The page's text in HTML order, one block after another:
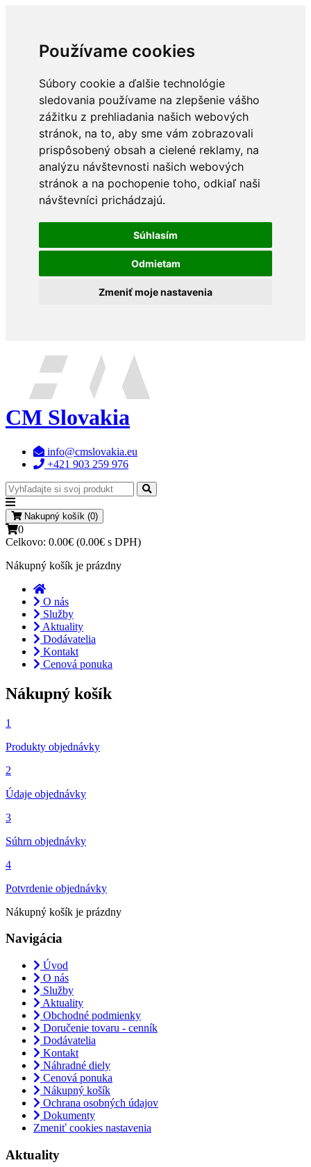
Používame cookies
Súbory cookie a ďalšie technológie
sledovania používame na zlepšenie vášho
zážitku z prehliadania našich webových
stránok, na to, aby sme vám zobrazovali
prispôsobený obsah a cielené reklamy, na
analýzu návštevnosti našich webových
stránok a na pochopenie toho, odkiaľ naši
návštevníci prichádzajú.
Súhlasím
Odmietam
Zmeniť moje nastavenia
CM Slovakia
info@cmslovakia.eu
+421 903 259 976
Nakupný košík (0)
0
Celkovo: 0.00€ (0.00€ s DPH)
Nákupný košík je prázdny
O nás
Služby
Aktuality
Dodávatelia
Kontakt
Cenová ponuka
Nákupný košík
1
Produkty objednávky
2
Údaje objednávky
3
Súhrn objednávky
4
Potvrdenie objednávky
Nákupný košík je prázdny
Navigácia
Úvod
O nás
Služby
Aktuality
Obchodné podmienky
Doručenie tovaru - cenník
Dodávatelia
Kontakt
Náhradné diely
Cenová ponuka
Nákupný košík
Ochrana osobných údajov
Dokumenty
Zmeniť cookies nastavenia
Aktuality